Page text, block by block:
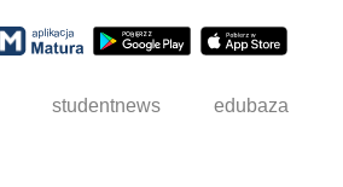
studentnews edubaza